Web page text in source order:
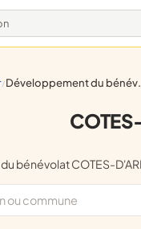
/ développement du bénévolat
bénévolat COTES-